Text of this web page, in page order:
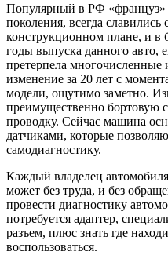
Популярный в РФ «француз»
поколения, всегда
конструкционном плане, и в
годы выпуска данного авто,
претерпела многочисленные
изменение за 20 лет с
модели, ощутимо заметно.
преимущественно бортовую
проводку. Сейчас машина
датчиками, которые
самодиагностику.
Каждый владелец
может без труда, и без
провести диагностику
потребуется адаптер,
разъем, плюс знать где
воспользоваться.